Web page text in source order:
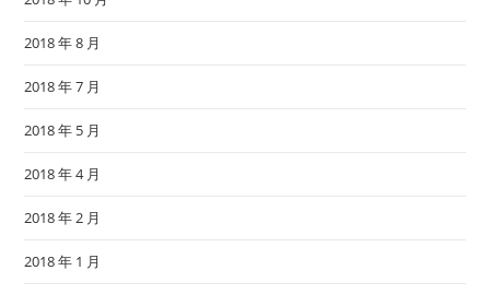
2018 年 8 月
2018 年 7 月
2018 年 5 月
2018 年 4 月
2018 年 2 月
2018 年 1 月